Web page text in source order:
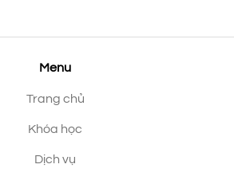
Menu
Trang chủ
Khóa học
Dịch vụ